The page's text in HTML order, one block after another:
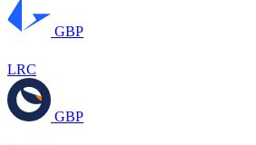
GBP
LRC
GBP